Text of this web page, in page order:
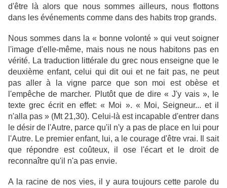
d'être là alors que nous sommes ailleurs, nous flottons
dans les événements comme dans des habits trop grands.
Nous sommes dans la « bonne volonté » qui veut soigner
l'image d'elle-même, mais nous ne nous habitons pas en
vérité. La traduction littérale du grec nous enseigne que le
deuxième enfant, celui qui dit oui et ne fait pas, ne peut
pas aller à la vigne parce que son moi est obèse et
l'empêche de marcher. Plutôt que de dire « J'y vais », le
texte grec écrit en effet: « Moi ». « Moi, Seigneur... et il
n'alla pas » (Mt 21,30). Celui-là est incapable d'entrer dans
le désir de l'Autre, parce qu'il n'y a pas de place en lui pour
l'Autre. Le premier enfant, lui, a le courage d'être vrai. Il sait
que répondre est coûteux, il ose l'écart et le droit de
reconnaître qu'il n'a pas envie.
A la racine de nos vies, il y aura toujours cette parole du